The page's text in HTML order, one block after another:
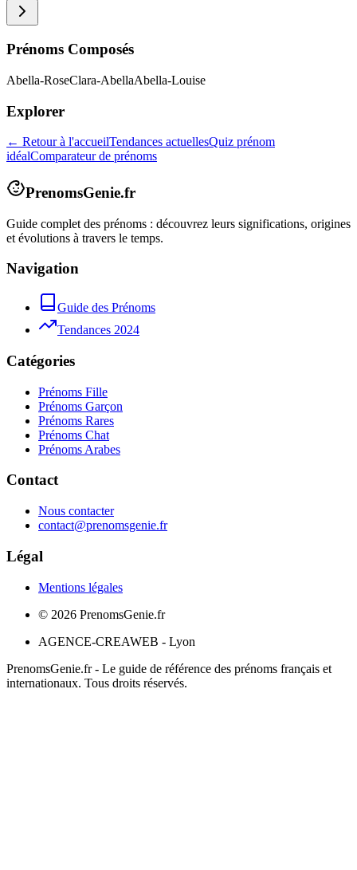
Prénoms Composés
Abella-RoseClara-AbellaAbella-Louise
Explorer
← Retour à l'accueilTendances actuellesQuiz prénom
idéalComparateur de prénoms
PrenomsGenie.fr
Guide complet des prénoms : découvrez leurs significations, origines
et évolutions à travers le temps.
Navigation
Guide des Prénoms
Tendances 2024
Catégories
Prénoms Fille
Prénoms Garçon
Prénoms Rares
Prénoms Chat
Prénoms Arabes
Contact
Nous contacter
contact@prenomsgenie.fr
Légal
Mentions légales
© 2026 PrenomsGenie.fr
AGENCE-CREAWEB - Lyon
PrenomsGenie.fr - Le guide de référence des prénoms français et
internationaux. Tous droits réservés.